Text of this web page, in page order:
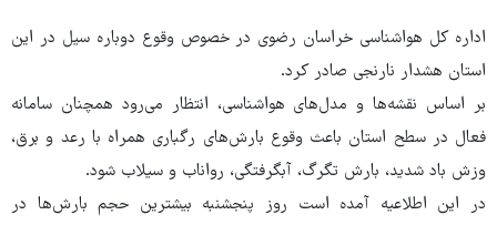
اداره کل هواشناسی خراسان رضوی در خصوص وقوع دوباره سیل در این
استان هشدار نارنجی صادر کرد.
بر اساس نقشه‌ها و مدل‌های هواشناسی، انتظار می‌رود همچنان سامانه
فعال در سطح استان باعث وقوع بارش‌های رگباری همراه با رعد و برق،
وزش باد شدید، بارش تگرگ، آبگرفتگی، رواناب و سیلاب شود.
در این اطلاعیه آمده است روز پنجشنبه بیشترین حجم بارش‌ها در